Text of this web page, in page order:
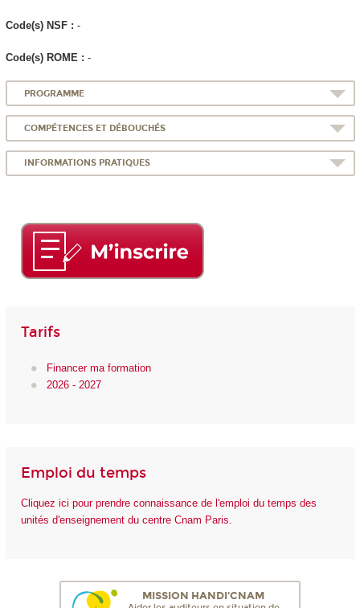
Code(s) NSF : -
Code(s) ROME : -
PROGRAMME
COMPÉTENCES ET DÉBOUCHÉS
INFORMATIONS PRATIQUES
Tarifs
Financer ma formation
2026 - 2027
Emploi du temps
Cliquez ici pour prendre connaissance de l'emploi du temps des
unités d'enseignement du centre Cnam Paris.
MISSION HANDI'CNAM